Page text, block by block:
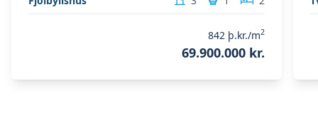
842 þ.kr./m2
69.900.000 kr.